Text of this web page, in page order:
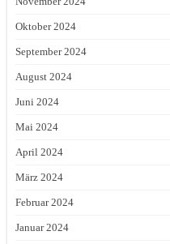
Oktober 2024
September 2024
August 2024
Juni 2024
Mai 2024
April 2024
März 2024
Februar 2024
Januar 2024